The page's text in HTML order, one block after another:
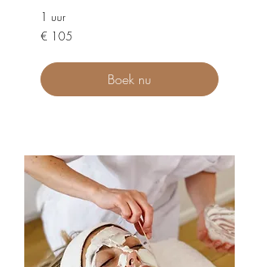
1 uur
105
euro
€ 105
Boek nu